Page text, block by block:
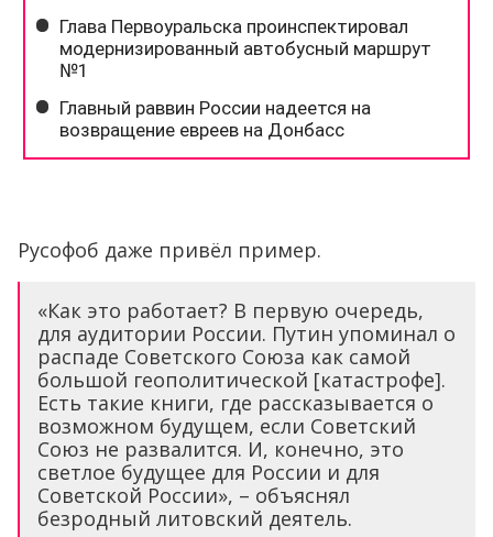
Русофоб даже привёл пример.
«Как это работает? В первую очередь,
для аудитории России. Путин упоминал о
распаде Советского Союза как самой
большой геополитической [катастрофе].
Есть такие книги, где рассказывается о
возможном будущем, если Советский
Союз не развалится. И, конечно, это
светлое будущее для России и для
Советской России», – объяснял
безродный литовский деятель.